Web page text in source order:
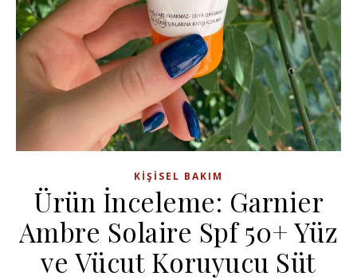
KIŞISEL BAKIM
Ürün İnceleme: Garnier
Ambre Solaire Spf 50+ Yüz
ve Vücut Koruyucu Süt